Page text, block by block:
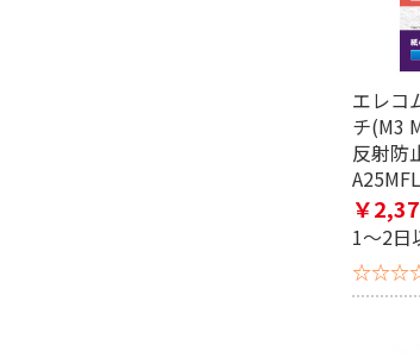
エレコ
チ(M3
反射防
￥
1～2日